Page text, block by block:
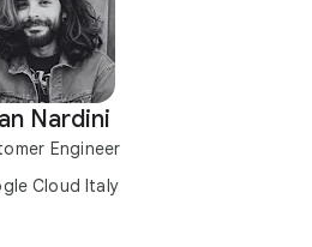
Nardini
Engineer
Cloud Italy